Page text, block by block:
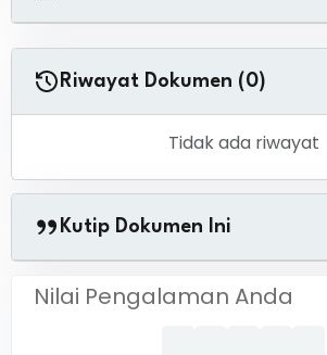
Riwayat Dokumen (0)
Tidak ada riwayat
Kutip Dokumen Ini
Nilai Pengalaman Anda